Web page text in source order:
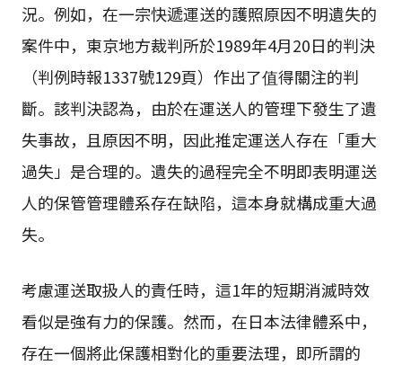
況。例如，在一宗快遞運送的護照原因不明遺失的
案件中，東京地方裁判所於1989年4月20日的判決
（判例時報1337號129頁）作出了值得關注的判
斷。該判決認為，由於在運送人的管理下發生了遺
失事故，且原因不明，因此推定運送人存在「重大
過失」是合理的。遺失的過程完全不明即表明運送
人的保管管理體系存在缺陷，這本身就構成重大過
失。
考慮運送取扱人的責任時，這1年的短期消滅時效
看似是強有力的保護。然而，在日本法律體系中，
存在一個將此保護相對化的重要法理，即所謂的